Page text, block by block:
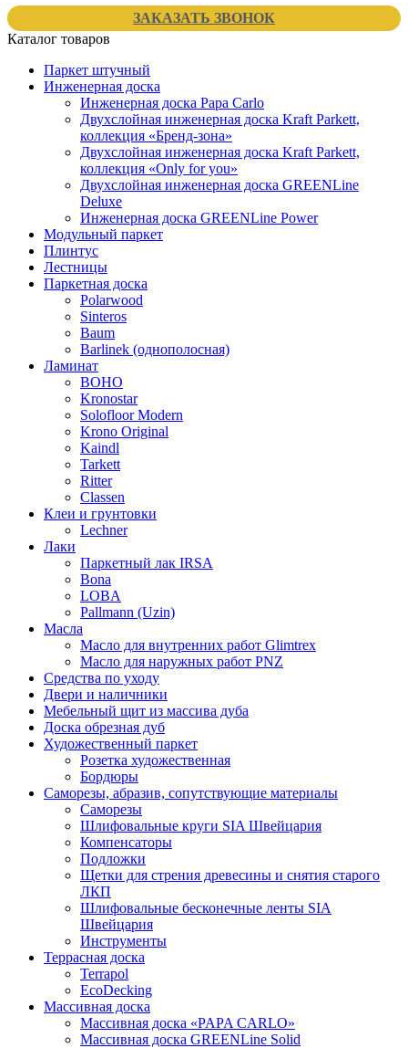
ЗАКАЗАТЬ ЗВОНОК
Каталог товаров
Паркет штучный
Инженерная доска
Инженерная доска Papa Carlo
Двухслойная инженерная доска Kraft Parkett,
коллекция «Бренд-зона»
Двухслойная инженерная доска Kraft Parkett,
коллекция «Only for you»
Двухслойная инженерная доска GREENLine
Deluxe
Инженерная доска GREENLine Power
Модульный паркет
Плинтус
Лестницы
Паркетная доска
Polarwood
Sinteros
Baum
Barlinek (однополосная)
Ламинат
BOHO
Kronostar
Solofloor Modern
Krono Original
Kaindl
Tarkett
Ritter
Classen
Клеи и грунтовки
Lechner
Лаки
Паркетный лак IRSA
Bona
LOBA
Pallmann (Uzin)
Масла
Масло для внутренних работ Glimtrex
Масло для наружных работ PNZ
Средства по уходу
Двери и наличники
Мебельный щит из массива дуба
Доска обрезная дуб
Художественный паркет
Розетка художественная
Бордюры
Саморезы, абразив, сопутствующие материалы
Саморезы
Шлифовальные круги SIA Швейцария
Компенсаторы
Подложки
Щетки для стрения древесины и снятия старого
ЛКП
Шлифовальные бесконечные ленты SIA
Швейцария
Инструменты
Террасная доска
Terrapol
EcoDecking
Массивная доска
Массивная доска «PAPA CARLO»
Массивная доска GREENLine Solid